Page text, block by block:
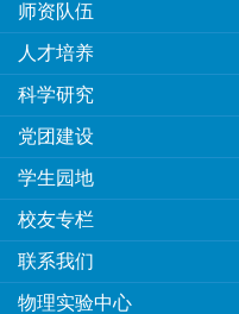
师资队伍
人才培养
科学研究
党团建设
学生园地
校友专栏
联系我们
物理实验中心